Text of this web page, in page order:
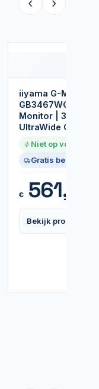
‹ ›
iiyama G-MASTER
GB3467WQSU-
Monitor | 3440 x
UltraWide QHD |
Niet op voorraad
Gratis bezorgd
€561,99
Bekijk product